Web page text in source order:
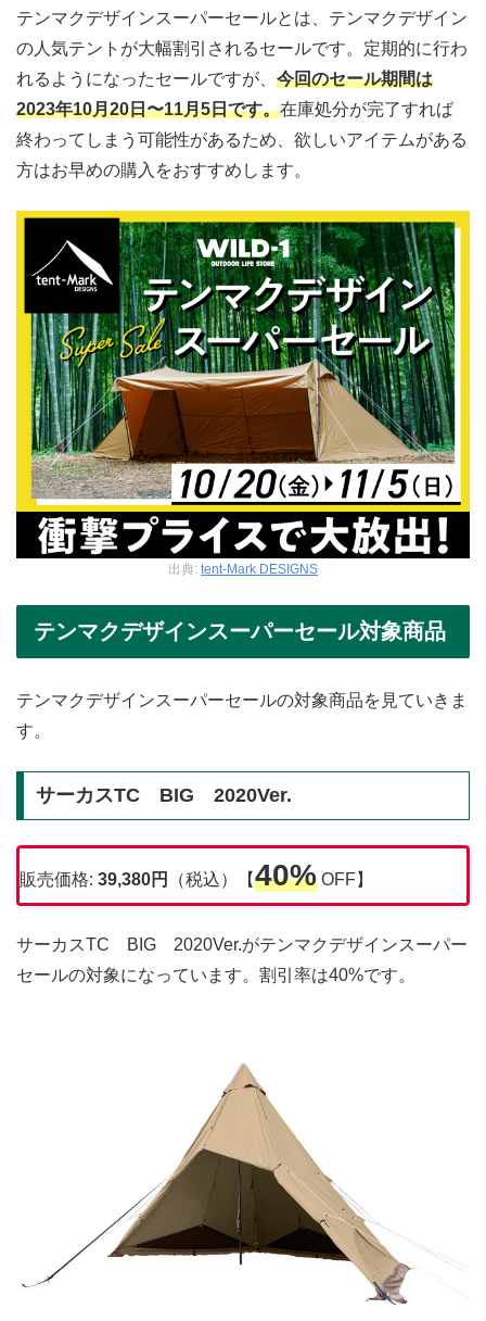
テンマクデザインスーパーセールとは、テンマクデザイン
の人気テントが大幅割引されるセールです。定期的に行わ
れるようになったセールですが、 今回のセール期間は
2023年10月20日〜11月5日です。在庫処分が完了すれば
終わってしまう可能性があるため、欲しいアイテムがある
方はお早めの購入をおすすめします。
出典: tent-Mark DESIGNS
テンマクデザインスーパーセール対象商品
テンマクデザインスーパーセールの対象商品を見ていきま
す。
サーカスTC BIG 2020Ver.
販売価格: 39,380円 （税込）【40% OFF】
サーカスTC BIG 2020Ver.がテンマクデザインスーパー
セールの対象になっています。割引率は40%です。